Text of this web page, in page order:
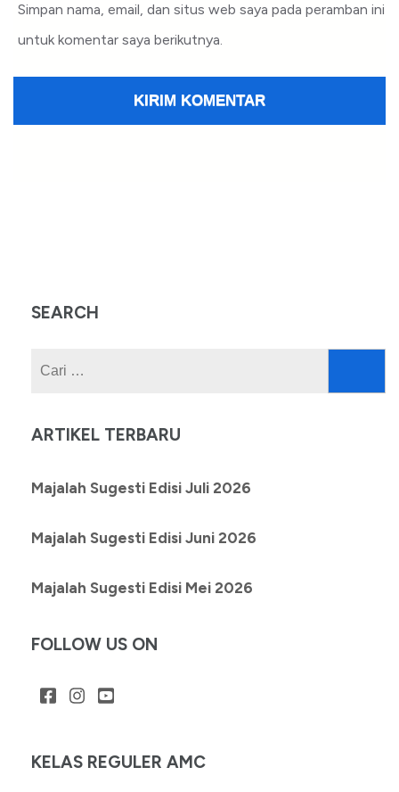
Simpan nama, email, dan situs web saya pada peramban ini
untuk komentar saya berikutnya.
SEARCH
ARTIKEL TERBARU
Majalah Sugesti Edisi Juli 2026
Majalah Sugesti Edisi Juni 2026
Majalah Sugesti Edisi Mei 2026
FOLLOW US ON
KELAS REGULER AMC